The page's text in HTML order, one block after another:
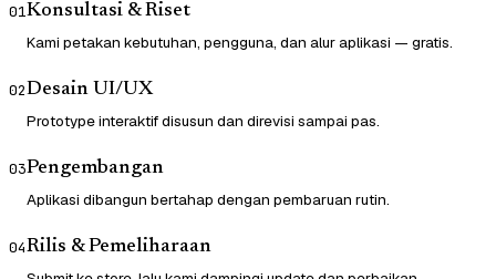
01Konsultasi & Riset
Kami petakan kebutuhan, pengguna, dan alur aplikasi — gratis.
02Desain UI/UX
Prototype interaktif disusun dan direvisi sampai pas.
03Pengembangan
Aplikasi dibangun bertahap dengan pembaruan rutin.
04Rilis & Pemeliharaan